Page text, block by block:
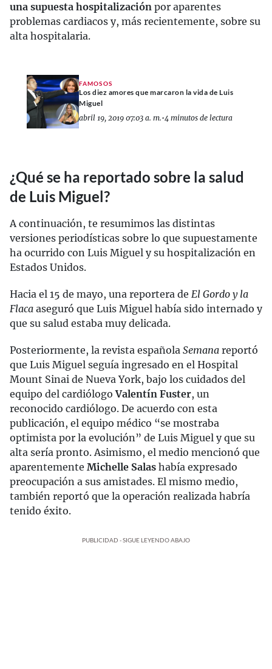
una supuesta hospitalización por aparentes
problemas cardiacos y, más recientemente, sobre su
alta hospitalaria.
FAMOSOS
Los diez amores que marcaron la vida de Luis
Miguel
abril 19, 2019 07:03 a. m.•4 minutos de lectura
¿Qué se ha reportado sobre la salud
de Luis Miguel?
A continuación, te resumimos las distintas
versiones periodísticas sobre lo que supuestamente
ha ocurrido con Luis Miguel y su hospitalización en
Estados Unidos.
Hacia el 15 de mayo, una reportera de El Gordo y la
Flaca aseguró que Luis Miguel había sido internado y
que su salud estaba muy delicada.
Posteriormente, la revista española Semana reportó
que Luis Miguel seguía ingresado en el Hospital
Mount Sinai de Nueva York, bajo los cuidados del
equipo del cardiólogoValentín Fuster, un
reconocido cardiólogo. De acuerdo con esta
publicación, el equipo médico “se mostraba
optimista por la evolución” de Luis Miguel y que su
alta sería pronto. Asimismo, el medio mencionó que
aparentemente Michelle Salas había expresado
preocupación a sus amistades. El mismo medio,
también reportó que la operación realizada habría
tenido éxito.
PUBLICIDAD - SIGUE LEYENDO ABAJO